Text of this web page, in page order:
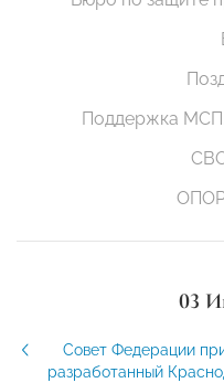
Поддержка
03
Совет Федерации
разработанный